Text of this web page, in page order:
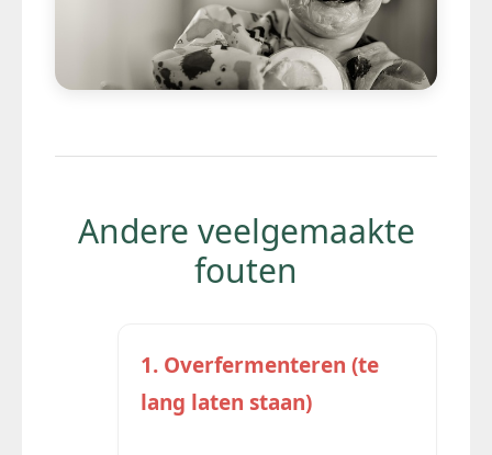
Andere veelgemaakte
fouten
1. Overfermenteren (te
lang laten staan)